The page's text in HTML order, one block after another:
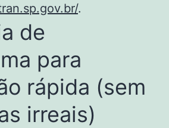
.
de
para
rápida (sem
irreais)